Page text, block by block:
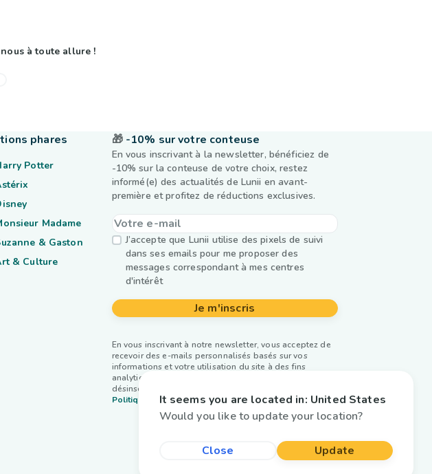
à toute allure !
🎁 -10% sur votre conteuse
En vous inscrivant à la newsletter, bénéficiez de
-10% sur la conteuse de votre choix, restez
informé(e) des actualités de Lunii en avant-
première et profitez de réductions exclusives.
J’accepte que Lunii utilise des pixels de suivi
dans ses emails pour me proposer des
messages correspondant à mes centres
d'intérêt
Je m'inscris
En vous inscrivant à notre newsletter, vous acceptez de
recevoir des e-mails personnalisés basés sur vos
informations et votre utilisation du site à des fins
analytiques et publicitaires. Vous pouvez vous
désinscrire à tout moment. Plus d’infos dans notre
Politique de confidentialité.
phares
Potter
Madame
& Gaston
& Culture
It seems you are located in: United States
Would you like to update your location?
Close Update